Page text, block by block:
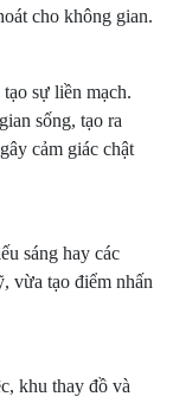
cho không gian.
sự liền mạch.
sống, tạo ra
cảm giác chật
sáng hay các
vừa tạo điểm nhấn
khu thay đồ và